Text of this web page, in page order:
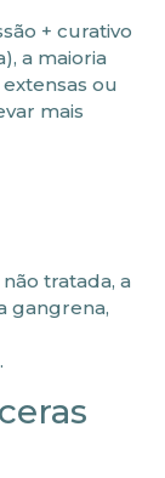
+ curativo
a maioria
ou
mais
tratada, a
gangrena,